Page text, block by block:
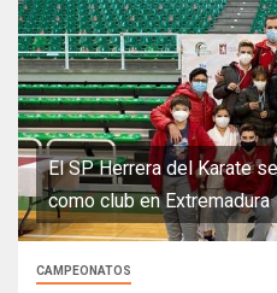
El SP Herrera del Karate
como club en Extremadura
CAMPEONATOS